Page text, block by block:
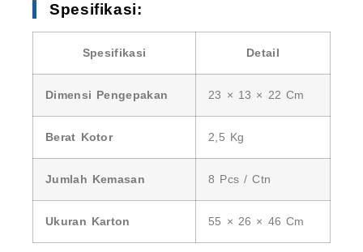
Spesifikasi:
Spesifikasi Detail
Dimensi Pengepakan 23 × 13 × 22 Cm
Berat Kotor 2,5 Kg
Jumlah Kemasan 8 Pcs / Ctn
Ukuran Karton 55 × 26 × 46 Cm